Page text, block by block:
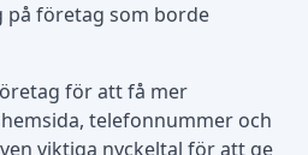
företag som borde
för att få mer
telefonnummer och
viktiga nyckeltal för att ge